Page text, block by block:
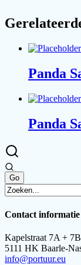
Panda
Panda
Contact informatie
Kapelstraat 7A + 7B
5111 HK Baarle-
info@portuur.eu